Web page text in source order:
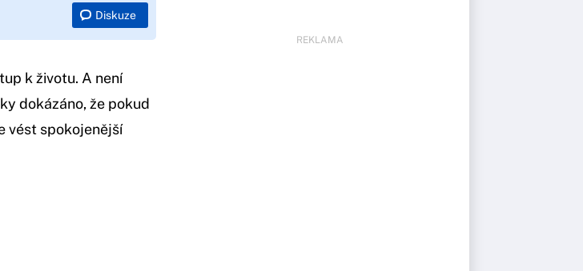
Diskuze
k životu. A není
dokázáno, že pokud
vést spokojenější
REKLAMA